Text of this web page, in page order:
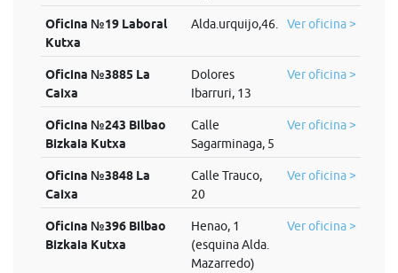
Oficina №19 Laboral
Kutxa
Alda.urquijo,46. Ver oficina >
Oficina №3885 La
Caixa
Dolores
Ibarruri, 13
Ver oficina >
Oficina №243 Bilbao
Bizkaia Kutxa
Calle
Sagarminaga, 5
Ver oficina >
Oficina №3848 La
Caixa
Calle Trauco,
20
Ver oficina >
Oficina №396 Bilbao
Bizkaia Kutxa
Henao, 1
(esquina Alda.
Mazarredo)
Ver oficina >